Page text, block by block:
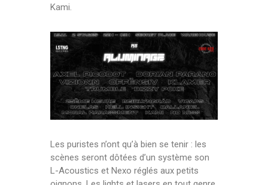
Kami.
Les puristes n’ont qu’à bien se tenir : les
scènes seront dôtées d’un système son
L-Acoustics et Nexo réglés aux petits